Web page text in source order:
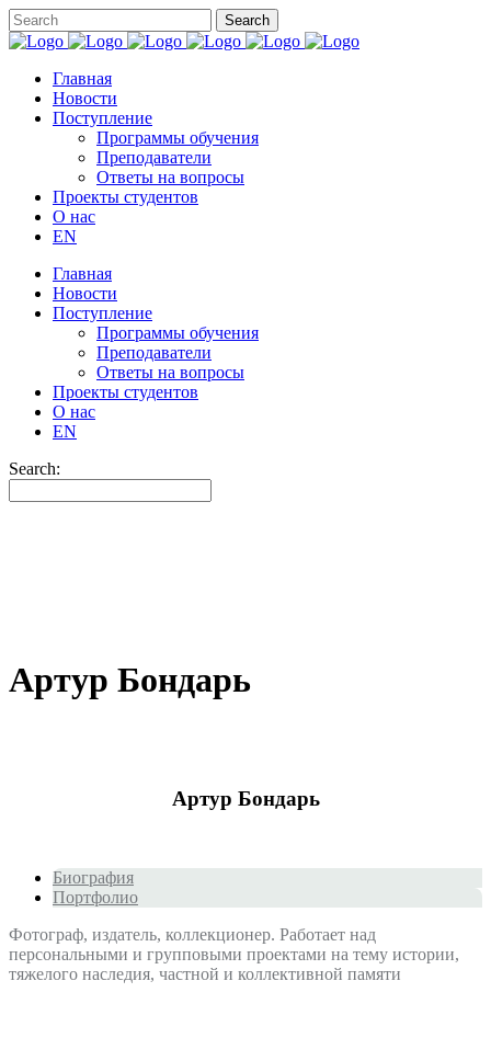
Главная
Новости
Поступление
Программы обучения
Преподаватели
Ответы на вопросы
Проекты студентов
О нас
EN
Главная
Новости
Поступление
Программы обучения
Преподаватели
Ответы на вопросы
Проекты студентов
О нас
EN
Search:
Артур Бондарь
Артур Бондарь
Биография
Портфолио
Фотограф, издатель, коллекционер. Работает над
персональными и групповыми проектами на тему истории,
тяжелого наследия, частной и коллективной памяти